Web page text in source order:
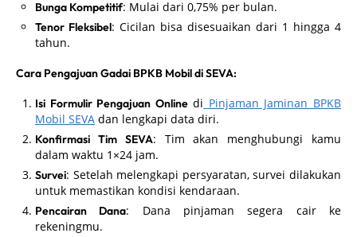
Bunga Kompetitif: Mulai dari 0,75% per bulan.
Tenor Fleksibel: Cicilan bisa disesuaikan dari 1 hingga 4
tahun.
Cara Pengajuan Gadai BPKB Mobil di SEVA:
Isi Formulir Pengajuan Onlinedi Pinjaman Jaminan BPKB
Mobil SEVA dan lengkapi data diri.
Konfirmasi Tim SEVA: Tim akan menghubungi kamu
dalam waktu 1×24 jam.
Survei: Setelah melengkapi persyaratan, survei dilakukan
untuk memastikan kondisi kendaraan.
Pencairan Dana: Dana pinjaman segera cair ke
rekeningmu.